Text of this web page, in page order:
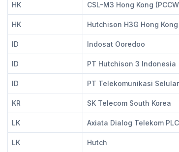
HK CSL-M3 Hong Kong
HK Hutchison H3G Hong Kong
ID Indosat Ooredoo
ID PT Hutchison 3 Indonesia
ID PT Telekomunikasi
KR SK Telecom South Korea
LK Axiata Dialog Telekom
LK Hutch